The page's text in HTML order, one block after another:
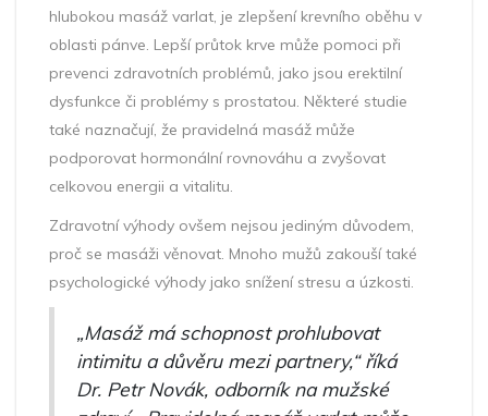
hlubokou masáž varlat, je zlepšení krevního oběhu v
oblasti pánve. Lepší průtok krve může pomoci při
prevenci zdravotních problémů, jako jsou erektilní
dysfunkce či problémy s prostatou. Některé studie
také naznačují, že pravidelná masáž může
podporovat hormonální rovnováhu a zvyšovat
celkovou energii a vitalitu.
Zdravotní výhody ovšem nejsou jediným důvodem,
proč se masáži věnovat. Mnoho mužů zakouší také
psychologické výhody jako snížení stresu a úzkosti.
„Masáž má schopnost prohlubovat
intimitu a důvěru mezi partnery,“ říká
Dr. Petr Novák, odborník na mužské